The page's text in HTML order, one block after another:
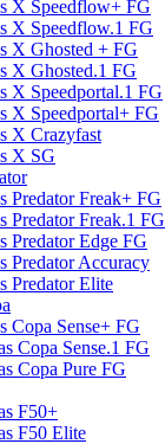
X Speedflow+ FG
X Speedflow.1 FG
X Ghosted + FG
X Ghosted.1 FG
X Speedportal.1 FG
X Speedportal+ FG
X Crazyfast
X SG
Predator Freak+ FG
Predator Freak.1 FG
Predator Edge FG
Predator Accuracy
Predator Elite
Copa Sense+ FG
Copa Sense.1 FG
Copa Pure FG
F50+
F50 Elite